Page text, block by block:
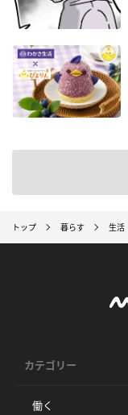
トップ 暮らす 生活
カテゴリー
働く